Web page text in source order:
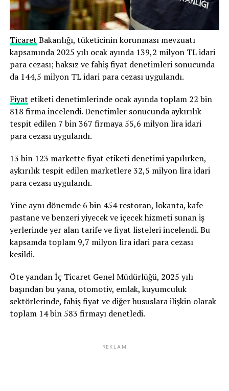
Ticaret Bakanlığı, tüketicinin korunması mevzuatı
kapsamında 2025 yılı ocak ayında 139,2 milyon TL idari
para cezası; haksız ve fahiş fiyat denetimleri sonucunda
da 144,5 milyon TL idari para cezası uygulandı.
Fiyat etiketi denetimlerinde ocak ayında toplam 22 bin
818 firma incelendi. Denetimler sonucunda aykırılık
tespit edilen 7 bin 367 firmaya 55,6 milyon lira idari
para cezası uygulandı.
13 bin 123 markette fiyat etiketi denetimi yapılırken,
aykırılık tespit edilen marketlere 32,5 milyon lira idari
para cezası uygulandı.
Yine aynı dönemde 6 bin 454 restoran, lokanta, kafe
pastane ve benzeri yiyecek ve içecek hizmeti sunan iş
yerlerinde yer alan tarife ve fiyat listeleri incelendi. Bu
kapsamda toplam 9,7 milyon lira idari para cezası
kesildi.
Öte yandan İç Ticaret Genel Müdürlüğü, 2025 yılı
başından bu yana, otomotiv, emlak, kuyumculuk
sektörlerinde, fahiş fiyat ve diğer hususlara ilişkin olarak
toplam 14 bin 583 firmayı denetledi.
REKLAM